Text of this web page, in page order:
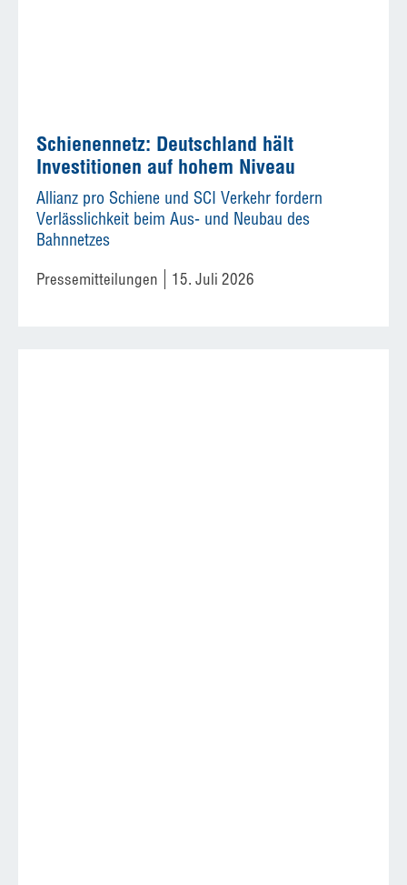
Schienennetz: Deutschland hält
Investitionen auf hohem Niveau
Allianz pro Schiene und SCI Verkehr fordern
Verlässlichkeit beim Aus- und Neubau des
Bahnnetzes
Pressemitteilungen 15. Juli 2026